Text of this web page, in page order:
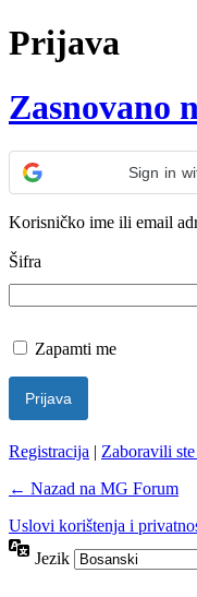
Prijava
Zasnovano
Sign in
Korisničko ime ili email
Šifra
Zapamti me
Registracija | Zaboravili
← Nazad na MG Forum
Uslovi korištenja i
Jezik